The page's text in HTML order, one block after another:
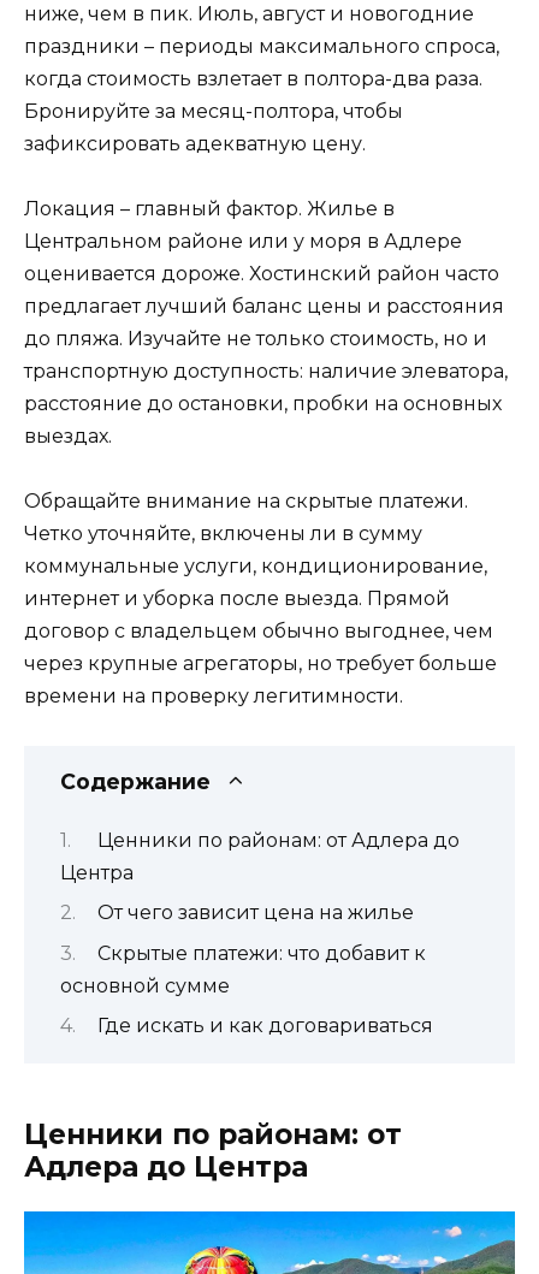
ниже, чем в пик. Июль, август и новогодние
праздники – периоды максимального спроса,
когда стоимость взлетает в полтора-два раза.
Бронируйте за месяц-полтора, чтобы
зафиксировать адекватную цену.
Локация – главный фактор. Жилье в
Центральном районе или у моря в Адлере
оценивается дороже. Хостинский район часто
предлагает лучший баланс цены и расстояния
до пляжа. Изучайте не только стоимость, но и
транспортную доступность: наличие элеватора,
расстояние до остановки, пробки на основных
выездах.
Обращайте внимание на скрытые платежи.
Четко уточняйте, включены ли в сумму
коммунальные услуги, кондиционирование,
интернет и уборка после выезда. Прямой
договор с владельцем обычно выгоднее, чем
через крупные агрегаторы, но требует больше
времени на проверку легитимности.
Содержание
Ценники по районам: от Адлера до
Центра
От чего зависит цена на жилье
Скрытые платежи: что добавит к
основной сумме
Где искать и как договариваться
Ценники по районам: от
Адлера до Центра